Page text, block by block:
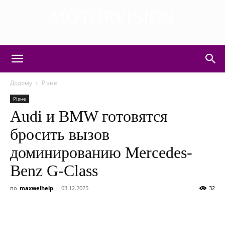
Додому Різне
Різне
Audi и BMW готовятся
бросить вызов
доминированию Mercedes-
Benz G-Class
по maxwelhelp - 03.12.2025 32